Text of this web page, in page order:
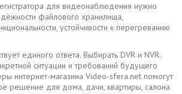
для видеонаблюдения нужно
файлового хранилища,
устойчивости к перегреванию
единого ответа. Выбирать DVR и NVR.
ситуации и требований будущего
интернет-магазина Video-sfera.net помогут
решение для дома, дачи, квартиры, салона